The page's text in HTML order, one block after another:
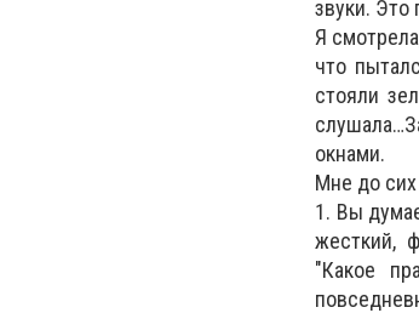
звуки. Это
Я
что
стояли
окнами.
Мне до
1. Вы
жесткий,
"Какое